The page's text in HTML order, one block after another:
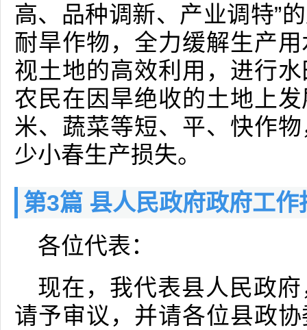
高、品种调新、产业调特”
耐旱作物，全力缓解生产
视土地的高效利用，进行
农民在因旱绝收的土地上
米、蔬菜等短、平、快作
少小春生产损失。
第3篇 县人民政府政府工作
各位代表：
现在，我代表县人民政
请予审议，并请各位县政